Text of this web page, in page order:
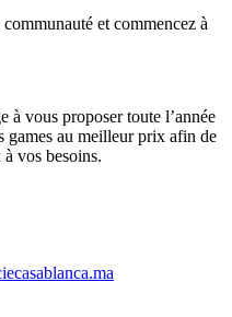
et commencez à
à vous proposer toute l’année
games au meilleur prix afin de
vos besoins.